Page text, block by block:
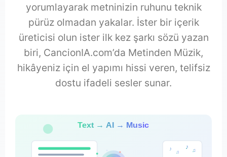
yorumlayarak metninizin ruhunu teknik
pürüz olmadan yakalar. İster bir içerik
üreticisi olun ister ilk kez şarkı sözü yazan
biri, CancionIA.com’da Metinden Müzik,
hikâyeniz için el yapımı hissi veren, telifsiz
dostu ifadeli sesler sunar.
♪
♫
♪
♫
Text → AI → Music